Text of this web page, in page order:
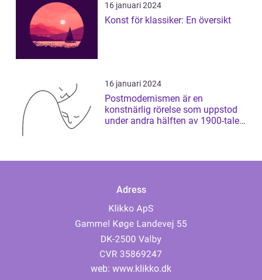
16 januari 2024
Konst för klassiker: En översikt
16 januari 2024
Postmodernismen är en
konstnärlig rörelse som uppstod
under andra hälften av 1900-talet
Adress
web: www.klikko.dk